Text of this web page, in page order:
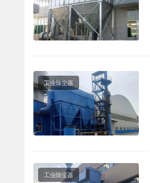
工业除尘器
工业除尘器